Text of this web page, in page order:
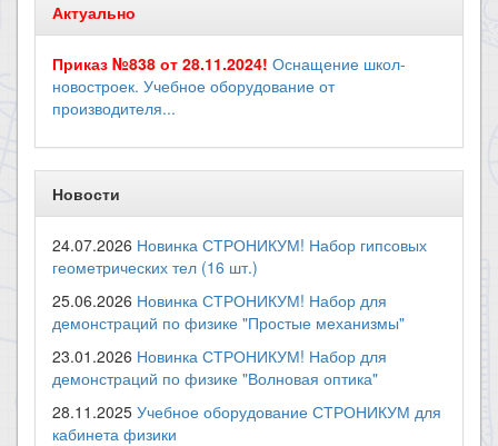
Актуально
Приказ №838 от 28.11.2024! Оснащение школ-
новостроек. Учебное оборудование от
производителя...
Новости
24.07.2026 Новинка СТРОНИКУМ! Набор гипсовых
геометрических тел (16 шт.)
25.06.2026 Новинка СТРОНИКУМ! Набор для
демонстраций по физике "Простые механизмы"
23.01.2026 Новинка СТРОНИКУМ! Набор для
демонстраций по физике "Волновая оптика"
28.11.2025 Учебное оборудование СТРОНИКУМ для
кабинета физики